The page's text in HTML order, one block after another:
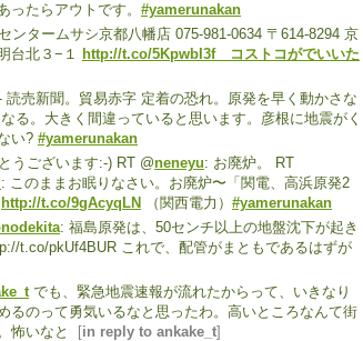
ったらアウトです。 #yamerunakan
ンタームサシ京都八幡店 075-981-0634 〒614-8294 京
台北３−１ http://t.co/5KpwbI3f コストコがでいいた
読売新聞。貿易赤字 定着の恐れ。原発を早く動かさな
る。大きく間違っていると思います。彦根に地震がく
い? #yamerunakan
うございます:-) RT @neneyu: お廃炉。 RT
: このままお眠りなさい。お廃炉〜「関電、高浜原発2
http://t.co/9gAcyqLN （関西電力） #yamerunakan
: 福島原発は、50センチ以上の地盤沈下が起き
t.co/pkUf4BUR これで、配管がまともであるはずが
でも、緊急地震速報が流れたからって、いきなり
るのって勇気いるなと思ったわ。高いところなんて街
怖いなと
[in reply to ankake_t]